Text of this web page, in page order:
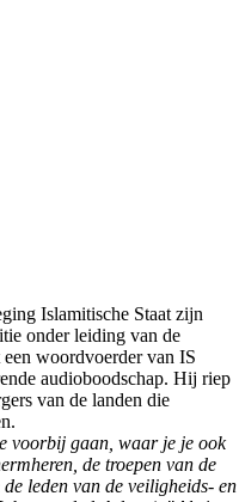
Islamitische Staat zijn
onder leiding van de
een woordvoerder van IS
audioboodschap. Hij riep
van de landen die
voorbij gaan, waar je je ook
de troepen van de
leden van de veiligheids- en